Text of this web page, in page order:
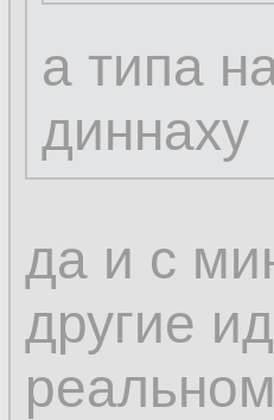
а типа
диннаху
да и с
другие